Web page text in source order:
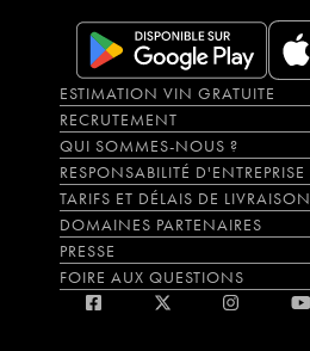
ESTIMATION VIN GRATUITE
RECRUTEMENT
QUI SOMMES-NOUS ?
RESPONSABILITÉ D'ENTREPRISE
TARIFS ET DÉLAIS DE LIVRAISON
DOMAINES PARTENAIRES
PRESSE
FOIRE AUX QUESTIONS